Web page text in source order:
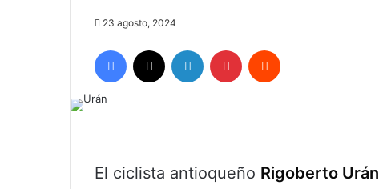
23 agosto, 2024
Facebook LinkedIn Pinterest
El ciclista antioqueño Rigoberto Urán